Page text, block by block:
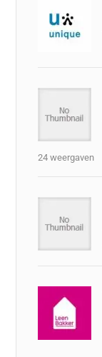
24 weergaven